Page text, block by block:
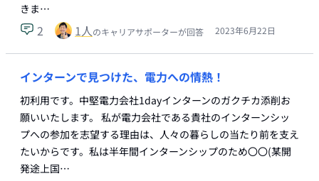
きま…
2 1人のキャリアサポーターが回答 2023年6月22日
インターンで見つけた、電力への情熱！
初利用です。中堅電力会社1dayインターンのガクチカ添削お
願いいたします。 私が電力会社である貴社のインターンシッ
プへの参加を志望する理由は、人々の暮らしの当たり前を支え
たいからです。私は半年間インターンシップのため〇〇(某開
発途上国…